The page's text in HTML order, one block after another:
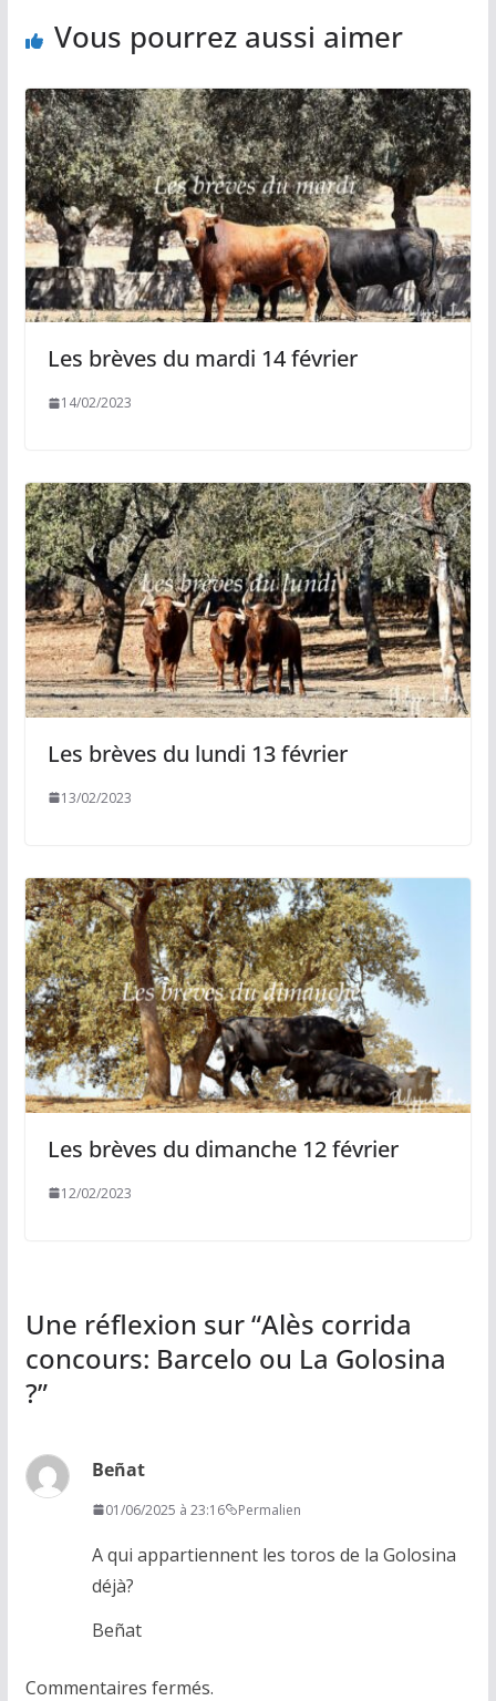
Vous pourrez aussi aimer
Les brèves du mardi 14 février
14/02/2023
Les brèves du lundi 13 février
13/02/2023
Les brèves du dimanche 12 février
12/02/2023
Une réflexion sur “Alès corrida
concours: Barcelo ou La Golosina
?”
Beñat
01/06/2025 à 23:16 Permalien
A qui appartiennent les toros de la Golosina
déjà?
Beñat
Commentaires fermés.